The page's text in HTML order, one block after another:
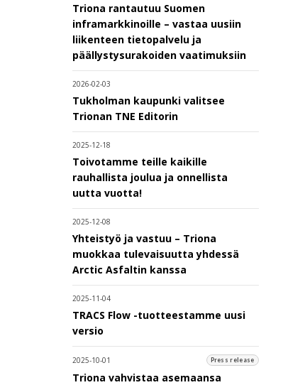
Triona rantautuu Suomen
inframarkkinoille – vastaa uusiin
liikenteen tietopalvelu ja
päällystysurakoiden vaatimuksiin
2026-02-03
Tukholman kaupunki valitsee
Trionan TNE Editorin
2025-12-18
Toivotamme teille kaikille
rauhallista joulua ja onnellista
uutta vuotta!
2025-12-08
Yhteistyö ja vastuu – Triona
muokkaa tulevaisuutta yhdessä
Arctic Asfaltin kanssa
2025-11-04
TRACS Flow -tuotteestamme uusi
versio
2025-10-01 Press release
Triona vahvistaa asemaansa